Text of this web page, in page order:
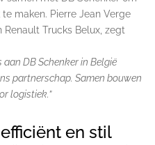
maken. Pierre Jean Verge
Trucks Belux, zegt
DB Schenker in België
partnerschap. Samen bouwen
logistiek.”
en stil